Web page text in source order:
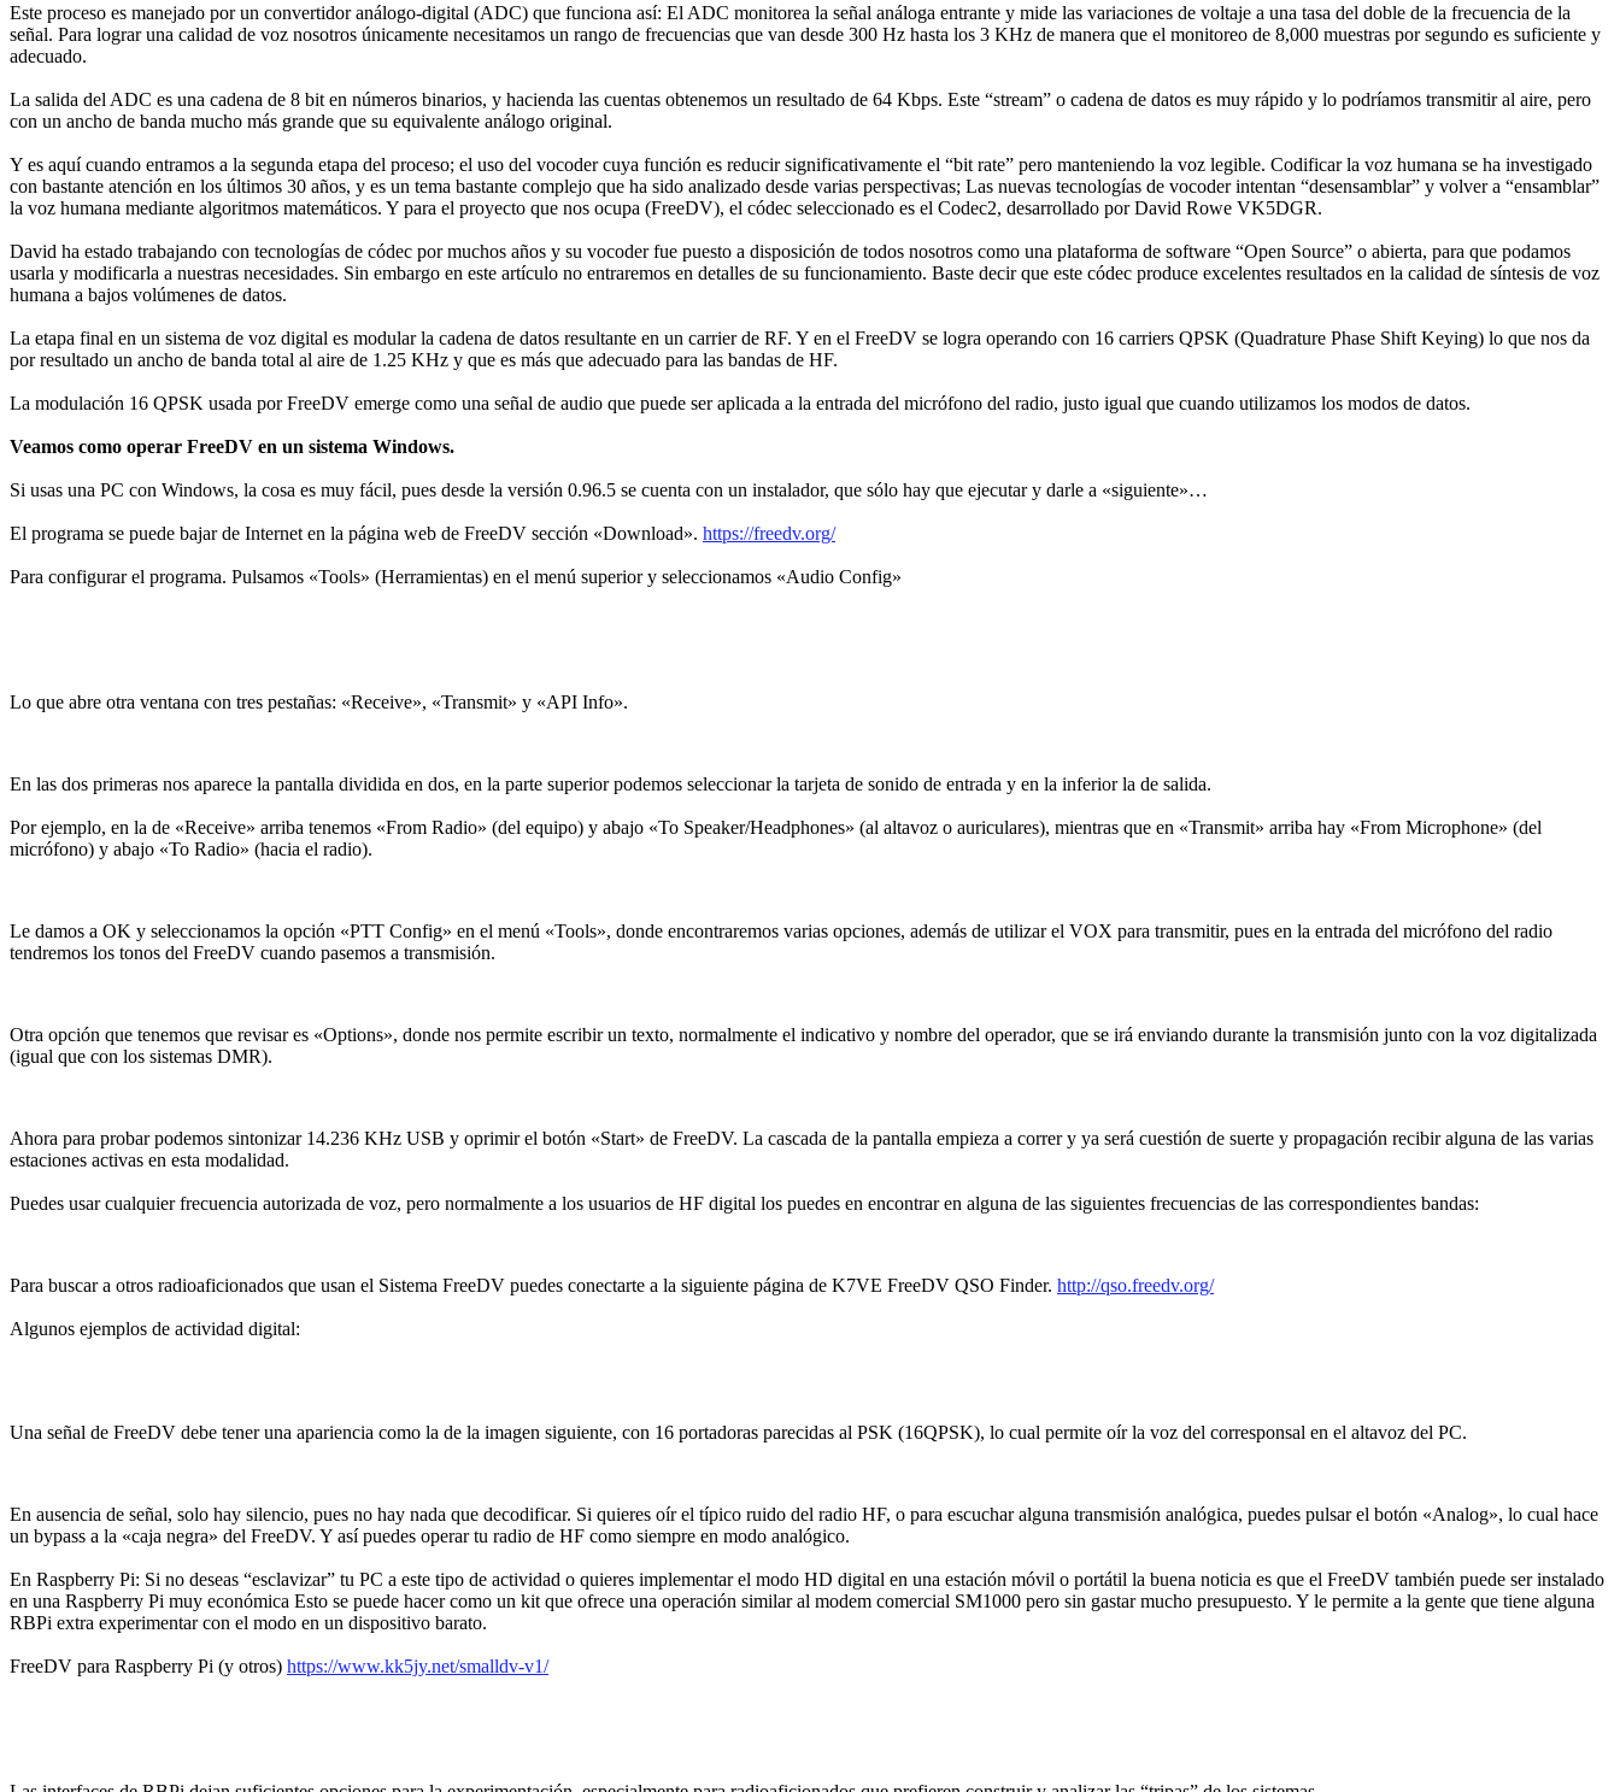
Este proceso es manejado por un convertidor análogo-digital (ADC) que funciona así: El ADC monitorea la señal análoga entrante y mide las variaciones de voltaje a una tasa del doble de la frecuencia de la
señal. Para lograr una calidad de voz nosotros únicamente necesitamos un rango de frecuencias que van desde 300 Hz hasta los 3 KHz de manera que el monitoreo de 8,000 muestras por segundo es suficiente y
adecuado.
La salida del ADC es una cadena de 8 bit en números binarios, y hacienda las cuentas obtenemos un resultado de 64 Kbps. Este “stream” o cadena de datos es muy rápido y lo podríamos transmitir al aire, pero
con un ancho de banda mucho más grande que su equivalente análogo original.
Y es aquí cuando entramos a la segunda etapa del proceso; el uso del vocoder cuya función es reducir significativamente el “bit rate” pero manteniendo la voz legible. Codificar la voz humana se ha investigado
con bastante atención en los últimos 30 años, y es un tema bastante complejo que ha sido analizado desde varias perspectivas; Las nuevas tecnologías de vocoder intentan “desensamblar” y volver a “ensamblar”
la voz humana mediante algoritmos matemáticos. Y para el proyecto que nos ocupa (FreeDV), el códec seleccionado es el Codec2, desarrollado por David Rowe VK5DGR.
David ha estado trabajando con tecnologías de códec por muchos años y su vocoder fue puesto a disposición de todos nosotros como una plataforma de software “Open Source” o abierta, para que podamos
usarla y modificarla a nuestras necesidades. Sin embargo en este artículo no entraremos en detalles de su funcionamiento. Baste decir que este códec produce excelentes resultados en la calidad de síntesis de voz
humana a bajos volúmenes de datos.
La etapa final en un sistema de voz digital es modular la cadena de datos resultante en un carrier de RF. Y en el FreeDV se logra operando con 16 carriers QPSK (Quadrature Phase Shift Keying) lo que nos da
por resultado un ancho de banda total al aire de 1.25 KHz y que es más que adecuado para las bandas de HF.
La modulación 16 QPSK usada por FreeDV emerge como una señal de audio que puede ser aplicada a la entrada del micrófono del radio, justo igual que cuando utilizamos los modos de datos.
Veamos como operar FreeDV en un sistema Windows.
Si usas una PC con Windows, la cosa es muy fácil, pues desde la versión 0.96.5 se cuenta con un instalador, que sólo hay que ejecutar y darle a «siguiente»…
El programa se puede bajar de Internet en la página web de FreeDV sección «Download». https://freedv.org/
Para configurar el programa. Pulsamos «Tools» (Herramientas) en el menú superior y seleccionamos «Audio Config»
Lo que abre otra ventana con tres pestañas: «Receive», «Transmit» y «API Info».
En las dos primeras nos aparece la pantalla dividida en dos, en la parte superior podemos seleccionar la tarjeta de sonido de entrada y en la inferior la de salida.
Por ejemplo, en la de «Receive» arriba tenemos «From Radio» (del equipo) y abajo «To Speaker/Headphones» (al altavoz o auriculares), mientras que en «Transmit» arriba hay «From Microphone» (del
micrófono) y abajo «To Radio» (hacia el radio).
Le damos a OK y seleccionamos la opción «PTT Config» en el menú «Tools», donde encontraremos varias opciones, además de utilizar el VOX para transmitir, pues en la entrada del micrófono del radio
tendremos los tonos del FreeDV cuando pasemos a transmisión.
Otra opción que tenemos que revisar es «Options», donde nos permite escribir un texto, normalmente el indicativo y nombre del operador, que se irá enviando durante la transmisión junto con la voz digitalizada
(igual que con los sistemas DMR).
Ahora para probar podemos sintonizar 14.236 KHz USB y oprimir el botón «Start» de FreeDV. La cascada de la pantalla empieza a correr y ya será cuestión de suerte y propagación recibir alguna de las varias
estaciones activas en esta modalidad.
Puedes usar cualquier frecuencia autorizada de voz, pero normalmente a los usuarios de HF digital los puedes en encontrar en alguna de las siguientes frecuencias de las correspondientes bandas:
Para buscar a otros radioaficionados que usan el Sistema FreeDV puedes conectarte a la siguiente página de K7VE FreeDV QSO Finder. http://qso.freedv.org/
Algunos ejemplos de actividad digital:
Una señal de FreeDV debe tener una apariencia como la de la imagen siguiente, con 16 portadoras parecidas al PSK (16QPSK), lo cual permite oír la voz del corresponsal en el altavoz del PC.
En ausencia de señal, solo hay silencio, pues no hay nada que decodificar. Si quieres oír el típico ruido del radio HF, o para escuchar alguna transmisión analógica, puedes pulsar el botón «Analog», lo cual hace
un bypass a la «caja negra» del FreeDV. Y así puedes operar tu radio de HF como siempre en modo analógico.
En Raspberry Pi: Si no deseas “esclavizar” tu PC a este tipo de actividad o quieres implementar el modo HD digital en una estación móvil o portátil la buena noticia es que el FreeDV también puede ser instalado
en una Raspberry Pi muy económica Esto se puede hacer como un kit que ofrece una operación similar al modem comercial SM1000 pero sin gastar mucho presupuesto. Y le permite a la gente que tiene alguna
RBPi extra experimentar con el modo en un dispositivo barato.
FreeDV para Raspberry Pi (y otros) https://www.kk5jy.net/smalldv-v1/